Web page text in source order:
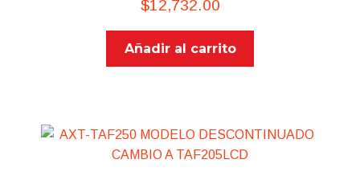
$12,732.00
Añadir al carrito